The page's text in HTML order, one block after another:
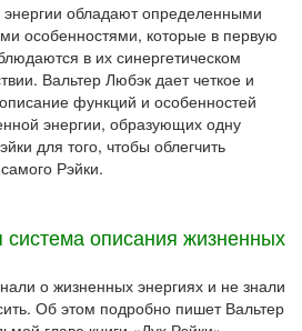
обладают определенными
особенностями, которые в первую
в их синергетическом
Вальтер Любэк дает четкое и
функций и особенностей
энергии, образующих одну
для того, чтобы облегчить
Рэйки.
система описания жизненных
о жизненных энергиях и не знали
Об этом подробно пишет Вальтер